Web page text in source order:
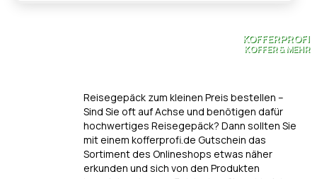
KOFFERPROFI
KOFFER & MEHR
Reisegepäck zum kleinen Preis bestellen –
Sind Sie oft auf Achse und benötigen dafür
hochwertiges Reisegepäck? Dann sollten Sie
mit einem kofferprofi.de Gutschein das
Sortiment des Onlineshops etwas näher
erkunden und sich von den Produkten